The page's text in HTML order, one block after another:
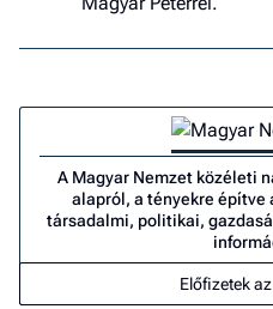
A Magyar Nemzet közéleti
alapról, a tényekre építve
társadalmi, politikai,
Előfizetek